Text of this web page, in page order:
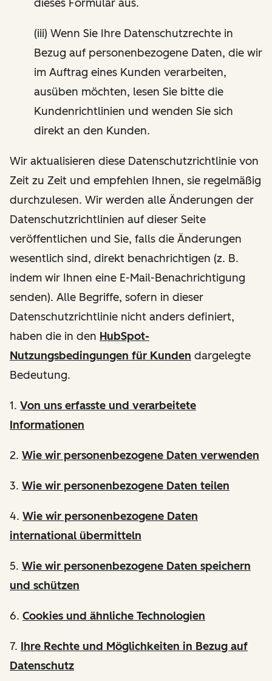
dieses Formular aus.
(iii) Wenn Sie Ihre Datenschutzrechte in
Bezug auf personenbezogene Daten, die wir
im Auftrag eines Kunden verarbeiten,
ausüben möchten, lesen Sie bitte die
Kundenrichtlinien und wenden Sie sich
direkt an den Kunden.
Wir aktualisieren diese Datenschutzrichtlinie von
Zeit zu Zeit und empfehlen Ihnen, sie regelmäßig
durchzulesen. Wir werden alle Änderungen der
Datenschutzrichtlinien auf dieser Seite
veröffentlichen und Sie, falls die Änderungen
wesentlich sind, direkt benachrichtigen (z. B.
indem wir Ihnen eine E-Mail-Benachrichtigung
senden). Alle Begriffe, sofern in dieser
Datenschutzrichtlinie nicht anders definiert,
haben die in den HubSpot-
Nutzungsbedingungen für Kunden dargelegte
Bedeutung.
1. Von uns erfasste und verarbeitete
Informationen
2. Wie wir personenbezogene Daten verwenden
3. Wie wir personenbezogene Daten teilen
4. Wie wir personenbezogene Daten
international übermitteln
5. Wie wir personenbezogene Daten speichern
und schützen
6. Cookies und ähnliche Technologien
7. Ihre Rechte und Möglichkeiten in Bezug auf
Datenschutz